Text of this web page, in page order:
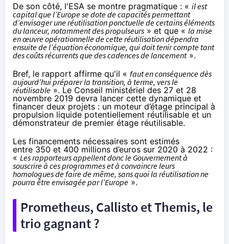
De son côté, l'ESA se montre pragmatique : « il est
capital que l’Europe se dote de capacités permettant
d’envisager une réutilisation ponctuelle de certains éléments
du lanceur, notamment des propulseurs » et que « la mise
en œuvre opérationnelle de cette réutilisation dépendra
ensuite de l’équation économique, qui doit tenir compte tant
des coûts récurrents que des cadences de lancement».
Bref, le rapport affirme qu'il « faut en conséquence dès
aujourd’hui préparer la transition, à terme, vers le
réutilisable ». Le Conseil ministériel des 27 et 28
novembre 2019 devra lancer cette dynamique et
financer deux projets : un moteur d’étage principal à
propulsion liquide potentiellement réutilisable et un
démonstrateur de premier étage réutilisable.
Les financements nécessaires sont estimés
entre 350 et 400 millions d’euros sur 2020 à 2022 :
« Les rapporteurs appellent donc le Gouvernement à
souscrire à ces programmes et à convaincre leurs
homologues de faire de même, sans quoi la réutilisation ne
pourra être envisagée par l’Europe ».
Prometheus, Callisto et Themis, le
trio gagnant ?